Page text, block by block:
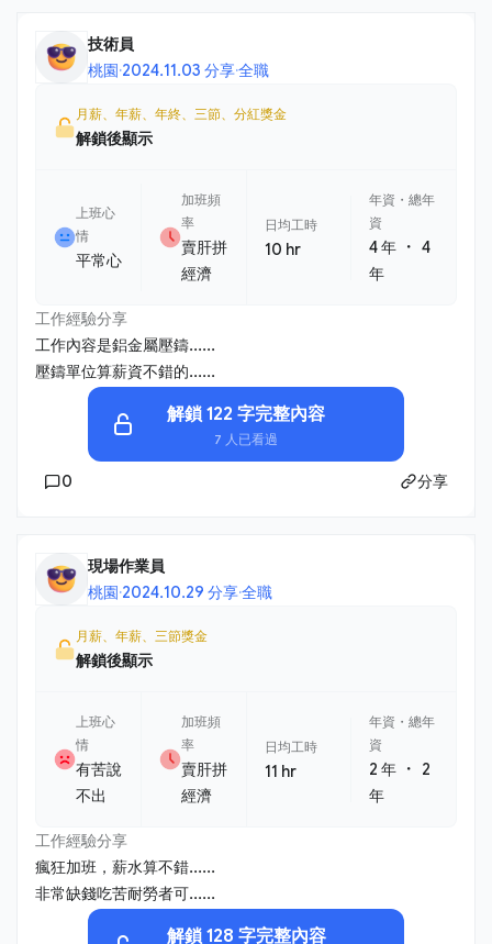
技術員
桃園·2024.11.03 分享·全職
月薪、年薪、年終、三節、分紅獎金
解鎖後顯示
上班心
情
平常心
加班頻
率
賣肝拼
經濟
日均工時
10 hr
年資・總年
資
4 年 ・4
年
工作經驗分享
工作內容是鋁金屬壓鑄......
壓鑄單位算薪資不錯的......
解鎖 122 字完整內容
7 人已看過
0 分享
現場作業員
桃園·2024.10.29 分享·全職
月薪、年薪、三節獎金
解鎖後顯示
上班心
情
有苦說
不出
加班頻
率
賣肝拼
經濟
日均工時
11 hr
年資・總年
資
2 年 ・
2
年
工作經驗分享
瘋狂加班，薪水算不錯......
非常缺錢吃苦耐勞者可......
解鎖 128 字完整內容